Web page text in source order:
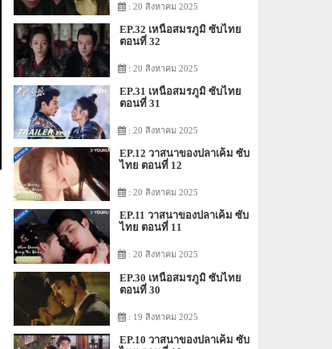
: 20 สิงหาคม 2025
EP.32 เหนือสมรภูมิ ซับไทย
ตอนที่ 32
: 20 สิงหาคม 2025
EP.31 เหนือสมรภูมิ ซับไทย
ตอนที่ 31
: 20 สิงหาคม 2025
EP.12 วาสนาของปลาเค็ม ซับ
ไทย ตอนที่ 12
: 20 สิงหาคม 2025
EP.11 วาสนาของปลาเค็ม ซับ
ไทย ตอนที่ 11
: 20 สิงหาคม 2025
EP.30 เหนือสมรภูมิ ซับไทย
ตอนที่ 30
: 19 สิงหาคม 2025
EP.10 วาสนาของปลาเค็ม ซับ